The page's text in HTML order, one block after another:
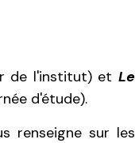
de l'institut) etLe
d'étude).
renseigne sur les